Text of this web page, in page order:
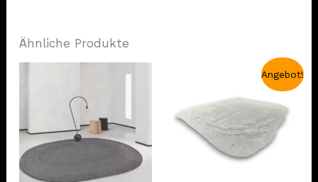
Ähnliche Produkte
Angebot!